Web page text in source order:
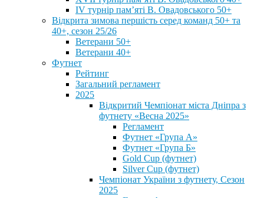
IV турнір пам’яті В. Овадовського 50+
Відкрита зимова першість серед команд 50+ та
40+, сезон 25/26
Ветерани 50+
Ветерани 40+
Футнет
Рейтинг
Загальний регламент
2025
Відкритий Чемпіонат міста Дніпра з
футнету «Весна 2025»
Регламент
Футнет «Група А»
Футнет «Група Б»
Gold Cup (футнет)
Silver Cup (футнет)
Чемпіонат України з футнету, Сезон
2025